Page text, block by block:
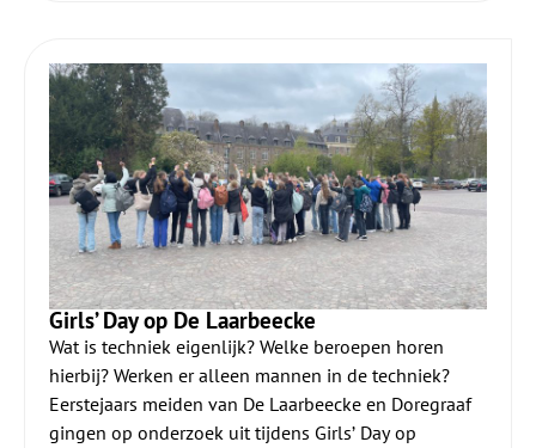
Girls’ Day op De Laarbeecke
Wat is techniek eigenlijk? Welke beroepen horen
hierbij? Werken er alleen mannen in de techniek?
Eerstejaars meiden van De Laarbeecke en Doregraaf
gingen op onderzoek uit tijdens Girls’ Day op